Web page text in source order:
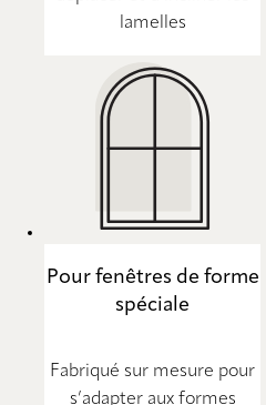
lamelles
Pour fenêtres de forme
spéciale
Fabriqué sur mesure pour
s’adapter aux formes